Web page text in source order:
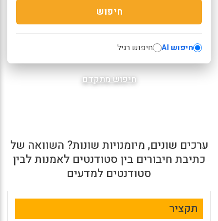
חיפוש
חיפוש AI חיפוש רגיל
חיפוש מתקדם
ערכים שונים, מיומנויות שונות? השוואה של
כתיבת חיבורים בין סטודנטים לאמנות לבין
סטודנטים למדעים
תקציר